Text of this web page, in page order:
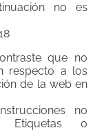
no es
que no
respecto a los
de la web en
no
Etiquetas o